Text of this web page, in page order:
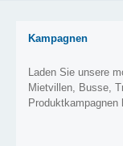
Kampagnen
Laden Sie unsere
Mietvillen, Busse,
Produktkampagnen